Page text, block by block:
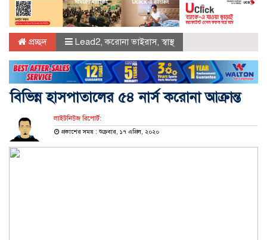
প্রচ্ছদ Lead2,করোনা ভাইরাস,স্বাস্থ
বিভিন্ন হাসপাতালের ৫৪ নার্স করোনা আক্রান্ত
লাইটনিউজ রিপোর্ট:
প্রকাশের সময় : শুক্রবার, ১৭ এপ্রিল, ২০২০